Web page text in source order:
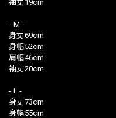
袖丈19cm
- M -
身丈69cm
身幅52cm
肩幅46cm
袖丈20cm
- L -
身丈73cm
身幅55cm